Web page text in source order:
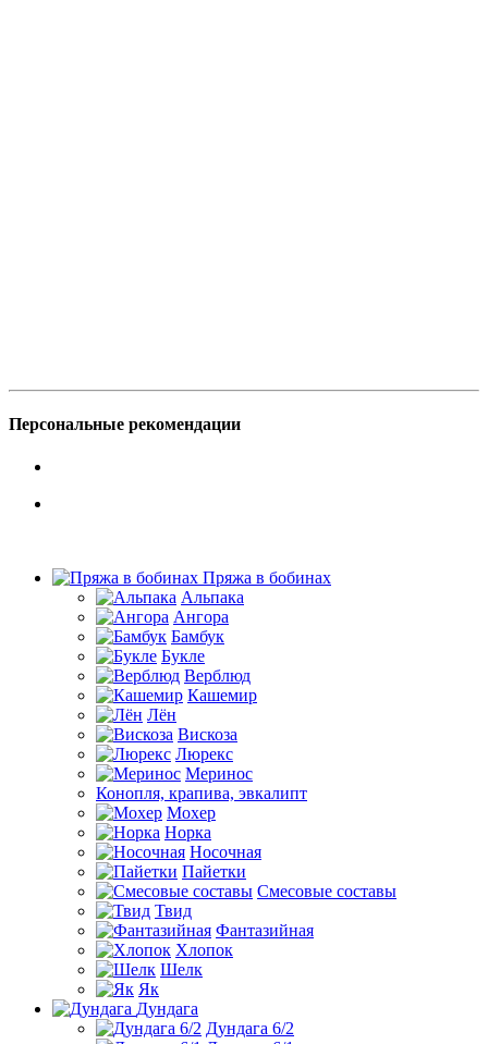
Персональные рекомендации
Пряжа в бобинах
Альпака
Ангора
Бамбук
Букле
Верблюд
Кашемир
Лён
Вискоза
Люрекс
Меринос
Конопля, крапива, эвкалипт
Мохер
Норка
Носочная
Пайетки
Смесовые составы
Твид
Фантазийная
Хлопок
Шелк
Як
Дундага
Дундага 6/2